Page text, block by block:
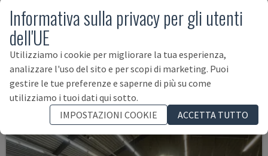
KASTOSPEED C 9
KASTO - SEGA CIRCOLARE PER METALLO
GERMANIA 2008
Informativa sulla privacy per gli utenti
dell'UE
Utilizziamo i cookie per migliorare la tua esperienza,
analizzare l'uso del sito e per scopi di marketing. Puoi
gestire le tue preferenze e saperne di più su come
utilizziamo i tuoi dati qui sotto.
IMPOSTAZIONI COOKIE
ACCETTA TUTTO